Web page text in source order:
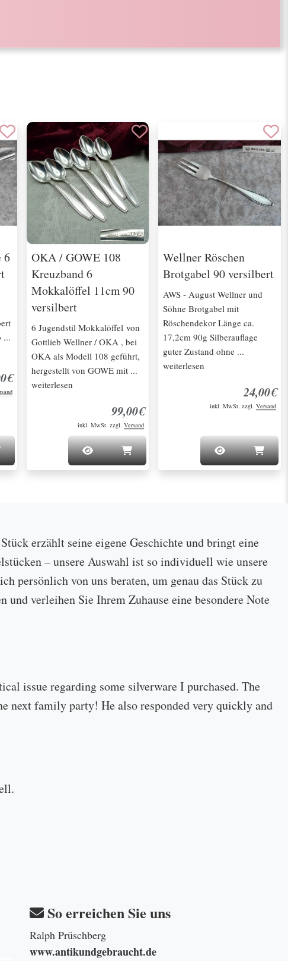
6
...
OKA / GOWE 108
Kreuzband 6
Mokkalöffel 11cm 90
versilbert
6 Jugendstil Mokkalöffel von
Gottlieb Wellner / OKA , bei
OKA als Modell 108 geführt,
hergestellt von GOWE mit ...
weiterlesen
99,00€
inkl. MwSt. zzgl.Versand
Wellner Röschen
Brotgabel 90 versilbert
AWS - August Wellner und
Söhne Brotgabel mit
Röschendekor Länge ca.
17,2cm 90g Silberauflage
guter Zustand ohne ...
weiterlesen
24,00€
inkl. MwSt. zzgl. Versand
erzählt seine eigene Geschichte und bringt eine
– unsere Auswahl ist so individuell wie unsere
persönlich von uns beraten, um genau das Stück zu
verleihen Sie Ihrem Zuhause eine besondere Note
issue regarding some silverware I purchased. The
next family party! He also responded very quickly and
So erreichen Sie uns
Ralph Prüschberg
www.antikundgebraucht.de